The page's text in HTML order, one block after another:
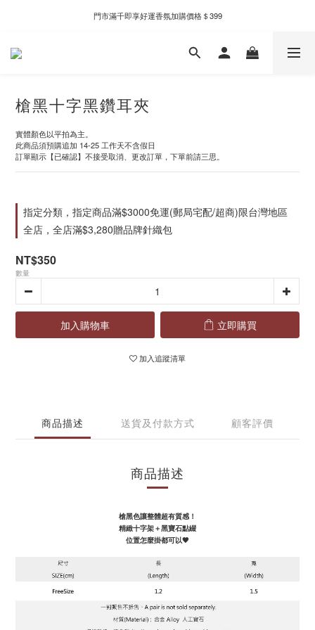
新自製款系列首批限時優惠｜單件95折，任兩件9折
門市滿千即享好運香氛加購價格＄399
新自製款系列首批限時優惠｜單件95折，任兩件9折
槍黑十字黑鑽耳夾
實體顏色以平拍為主。
此商品須預購追加 14-25 工作天不含假日
訂單顯示【已確認】不接受取消、更改訂單，下單前請三思。
指定分類，指定商品滿$3000免運(郵局宅配/超商)限台灣地區
全店，全店滿$3,280贈品牌針織包
NT$350
數量
加入購物車 立即購買
加入追蹤清單
商品描述 送貨及付款方式 顧客評價
商品描述
槍黑色讓整體超有質感！
精緻十字架＋黑寶石點綴
位置怎麼掛都可以🖤